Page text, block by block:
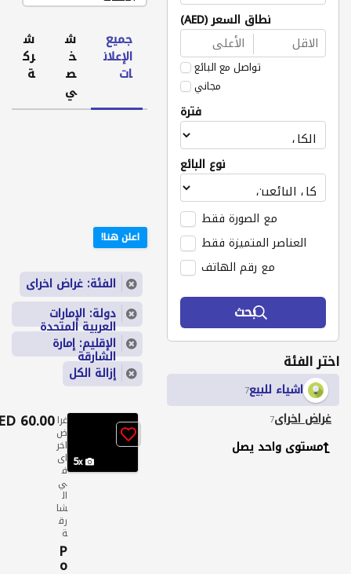
نطاق السعر (AED)
تواصل مع البائع
مجاني
فترة
نوع البائع
مع الصورة فقط
العناصر المتميزة فقط
مع رقم الهاتف
بحث
اختر الفئة
اشياء للبيع7
غراض اخراى7
مستوى واحد يصل
جميع
الإعلان
ات
ش
خ
ص
ي
ش
رك
ة
اعلن هنا!
الفئة: غراض اخراى
دولة: الإمارات
العربية المتحدة
الإقليم: إمارة
الشارقة
إزالة الكل
5
غرا
ض
اخر
اى
ف
ي
ال
شا
رق
ة
P
o
60.00 AED